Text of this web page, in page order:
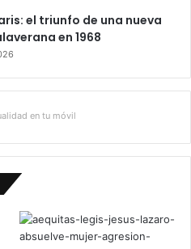
el triunfo de una nueva
en 1968
en tu móvil